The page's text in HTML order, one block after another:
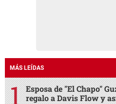
MÁS LEÍDAS
Esposa de "El Chapo"
regalo a Davis Flow y